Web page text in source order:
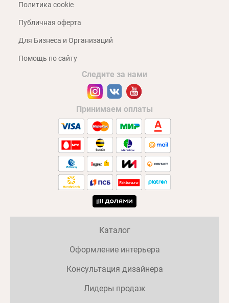
Политика cookie
Публичная оферта
Для Бизнеса и Организаций
Помощь по сайту
Следите за нами
Принимаем оплаты
Каталог
Оформление интерьера
Консультация дизайнера
Лидеры продаж